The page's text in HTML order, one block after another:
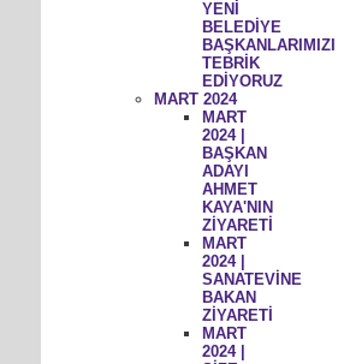
YENİ
BELEDİYE
BAŞKANLARIMIZI
TEBRİK
EDİYORUZ
MART 2024
MART
2024 |
BAŞKAN
ADAYI
AHMET
KAYA'NIN
ZİYARETİ
MART
2024 |
SANATEVİNE
BAKAN
ZİYARETİ
MART
2024 |